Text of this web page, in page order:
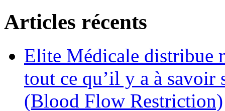
Articles récents
Elite Médicale distribue
tout ce qu’il y a à savoir
(Blood Flow Restriction)